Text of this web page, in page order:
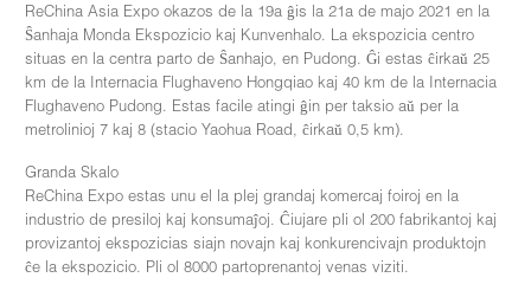
ReChina Asia Expo okazos de la 19a ĝis la 21a de majo 2021 en la
Ŝanhaja Monda Ekspozicio kaj Kunvenhalo. La ekspozicia centro
situas en la centra parto de Ŝanhajo, en Pudong. Ĝi estas ĉirkaŭ 25
km de la Internacia Flughaveno Hongqiao kaj 40 km de la Internacia
Flughaveno Pudong. Estas facile atingi ĝin per taksio aŭ per la
metrolinioj 7 kaj 8 (stacio Yaohua Road, ĉirkaŭ 0,5 km).
Granda Skalo
ReChina Expo estas unu el la plej grandaj komercaj foiroj en la
industrio de presiloj kaj konsumaĵoj. Ĉiujare pli ol 200 fabrikantoj kaj
provizantoj ekspozicias siajn novajn kaj konkurencivajn produktojn
ĉe la ekspozicio. Pli ol 8000 partoprenantoj venas viziti.